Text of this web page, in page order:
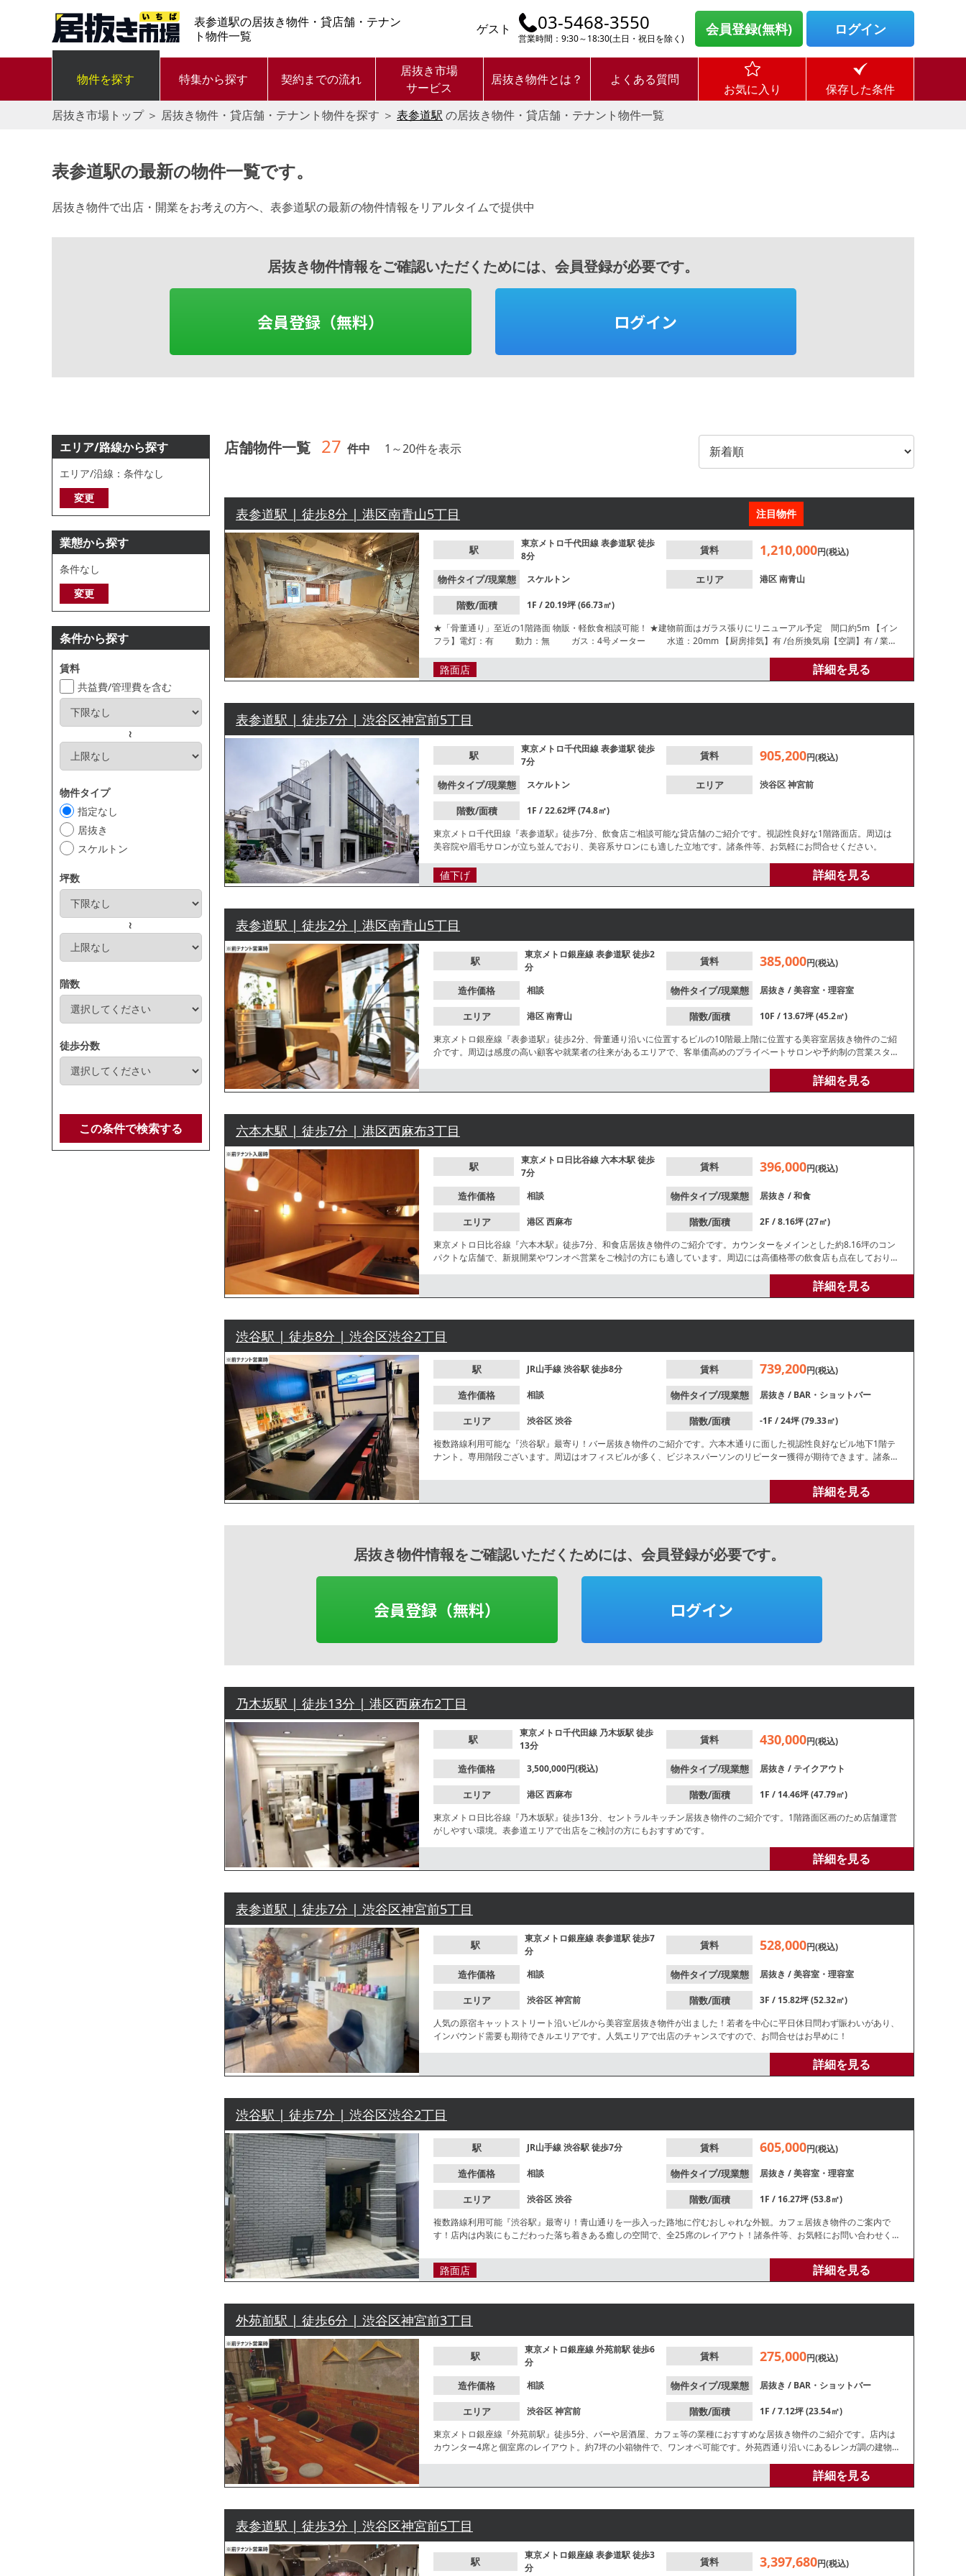
表参道駅の居抜き物件・貸店舗・テナン
ト物件一覧
ゲスト 03-5468-3550
営業時間：9:30～18:30(土日・祝日を除く)
会員登録(無料) ログイン
物件を探す 特集から探す 契約までの流れ
居抜き市場
サービス
居抜き物件とは？ よくある質問
お気に入り
保存した条件
居抜き市場トップ＞ 居抜き物件・貸店舗・テナント物件を探す ＞ 表参道駅 の居抜き物件・貸店舗・テナント物件一覧
表参道駅の最新の物件一覧です。
居抜き物件で出店・開業をお考えの方へ、表参道駅の最新の物件情報をリアルタイムで提供中
居抜き物件情報をご確認いただくためには、会員登録が必要です。
会員登録（無料） ログイン
エリア/路線から探す
エリア/沿線：条件なし
変更
業態から探す
条件なし
変更
条件から探す
賃料
共益費/管理費を含む
～
物件タイプ
指定なし
居抜き
スケルトン
坪数
～
階数
徒歩分数
この条件で検索する
店舗物件一覧 27 件中 1 ～20件を表示
表参道駅 | 徒歩8分 | 港区南青山5丁目 注目物件
駅
東京メトロ千代田線表参道駅徒歩
8分
賃料 1,210,000円(税込)
物件タイプ/現業態 スケルトン エリア 港区南青山
階数/面積
1F / 20.19坪 (66.73㎡)
★「骨董通り」至近の1階路面 物販・軽飲食相談可能！ ★建物前面はガラス張りにリニューアル予定 間口約5m 【イン
フラ】電灯：有 動力：無 ガス：4号メーター 水道：20mm 【厨房排気】有 /台所換気扇【空調】有 / 業務
夜営業不可 【不可業態】特に無し【引渡状態】スケルトン 【間口】約4.9ｍ 【天高】約2.4ｍ ※本紙記載の店舗情報は正
確性を保証するものではございません。
路面店 詳細を見る
表参道駅 | 徒歩7分 | 渋谷区神宮前5丁目
駅
東京メトロ千代田線表参道駅徒歩
7分
賃料 905,200円(税込)
物件タイプ/現業態 スケルトン エリア 渋谷区神宮前
階数/面積
1F / 22.62坪 (74.8㎡)
東京メトロ千代田線『表参道駅』徒歩7分、飲食店ご相談可能な貸店舗のご紹介です。視認性良好な1階路面店。周辺は
美容院や眉毛サロンが立ち並んでおり、美容系サロンにも適した立地です。諸条件等、お気軽にお問合せください。
値下げ 詳細を見る
表参道駅 | 徒歩2分 | 港区南青山5丁目
駅
東京メトロ銀座線表参道駅徒歩2
分
賃料 385,000円(税込)
造作価格 相談 物件タイプ/現業態 居抜き /美容室・理容室
エリア 港区南青山 階数/面積
10F / 13.67坪 (45.2㎡)
東京メトロ銀座線『表参道駅』徒歩2分、骨董通り沿いに位置するビルの10階最上階に位置する美容室居抜き物件のご紹
介です。周辺は感度の高い顧客や就業者の往来があるエリアで、客単価高めのプライベートサロンや予約制の営業スタイ
詳細を見る
六本木駅 | 徒歩7分 | 港区西麻布3丁目
駅
東京メトロ日比谷線六本木駅徒歩
7分
賃料 396,000円(税込)
造作価格 相談 物件タイプ/現業態 居抜き /和食
エリア 港区西麻布 階数/面積
2F / 8.16坪 (27㎡)
東京メトロ日比谷線『六本木駅』徒歩7分、和食店居抜き物件のご紹介です。カウンターをメインとした約8.16坪のコン
パクトな店舗で、新規開業やワンオペ営業をご検討の方にも適しています。周辺には高価格帯の飲食店も点在しており、
詳細を見る
渋谷駅 | 徒歩8分 | 渋谷区渋谷2丁目
駅 JR山手線渋谷駅徒歩8分 賃料 739,200円(税込)
造作価格 相談 物件タイプ/現業態 居抜き / BAR・ショットバー
エリア 渋谷区渋谷 階数/面積
-1F / 24坪 (79.33㎡)
複数路線利用可能な『渋谷駅』最寄り！バー居抜き物件のご紹介です。六本木通りに面した視認性良好なビル地下1階テ
ナント。専用階段ございます。周辺はオフィスビルが多く、ビジネスパーソンのリピーター獲得が期待できます。諸条件
詳細を見る
居抜き物件情報をご確認いただくためには、会員登録が必要です。
会員登録（無料） ログイン
乃木坂駅 | 徒歩13分 | 港区西麻布2丁目
駅
東京メトロ千代田線 乃木坂駅徒歩
13分
賃料 430,000円(税込)
造作価格 3,500,000円(税込) 物件タイプ/現業態 居抜き / テイクアウト
エリア 港区西麻布 階数/面積
1F / 14.46坪 (47.79㎡)
東京メトロ日比谷線『乃木坂駅』徒歩13分、セントラルキッチン居抜き物件のご紹介です。1階路面区画のため店舗運営
がしやすい環境。表参道エリアで出店をご検討の方にもおすすめです。
詳細を見る
表参道駅 | 徒歩7分 | 渋谷区神宮前5丁目
駅
東京メトロ銀座線表参道駅徒歩7
分
賃料 528,000円(税込)
造作価格 相談 物件タイプ/現業態 居抜き /美容室・理容室
エリア 渋谷区神宮前 階数/面積
3F / 15.82坪 (52.32㎡)
人気の原宿キャットストリート沿いビルから美容室居抜き物件が出ました！若者を中心に平日休日問わず賑わいがあり、
インバウンド需要も期待できルエリアです。人気エリアで出店のチャンスですので、お問合せはお早めに！
詳細を見る
渋谷駅 | 徒歩7分 | 渋谷区渋谷2丁目
駅 JR山手線渋谷駅徒歩7分 賃料 605,000円(税込)
造作価格 相談 物件タイプ/現業態 居抜き /美容室・理容室
エリア 渋谷区渋谷 階数/面積
1F / 16.27坪 (53.8㎡)
複数路線利用可能『渋谷駅』最寄り！青山通りを一歩入った路地に佇むおしゃれな外観。カフェ居抜き物件のご案内で
す！店内は内装にもこだわった落ち着きある癒しの空間で、全25席のレイアウト！諸条件等、お気軽にお問い合わせく
路面店 詳細を見る
外苑前駅 | 徒歩6分 | 渋谷区神宮前3丁目
駅
東京メトロ銀座線外苑前駅徒歩6
分
賃料 275,000円(税込)
造作価格 相談 物件タイプ/現業態 居抜き / BAR・ショットバー
エリア 渋谷区神宮前 階数/面積
1F / 7.12坪 (23.54㎡)
東京メトロ銀座線『外苑前駅』徒歩5分、バーや居酒屋、カフェ等の業種におすすめな居抜き物件のご紹介です。店内は
カウンター4席と個室席のレイアウト。約7坪の小箱物件で、ワンオペ可能です。外苑西通り沿いにあるレンガ調の建物
詳細を見る
表参道駅 | 徒歩3分 | 渋谷区神宮前5丁目
駅
東京メトロ銀座線表参道駅徒歩3
分
賃料 3,397,680円(税込)